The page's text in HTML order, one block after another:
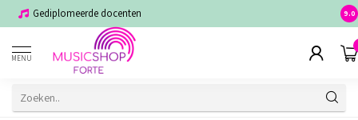
Gediplomeerde docenten 9.0
MENU